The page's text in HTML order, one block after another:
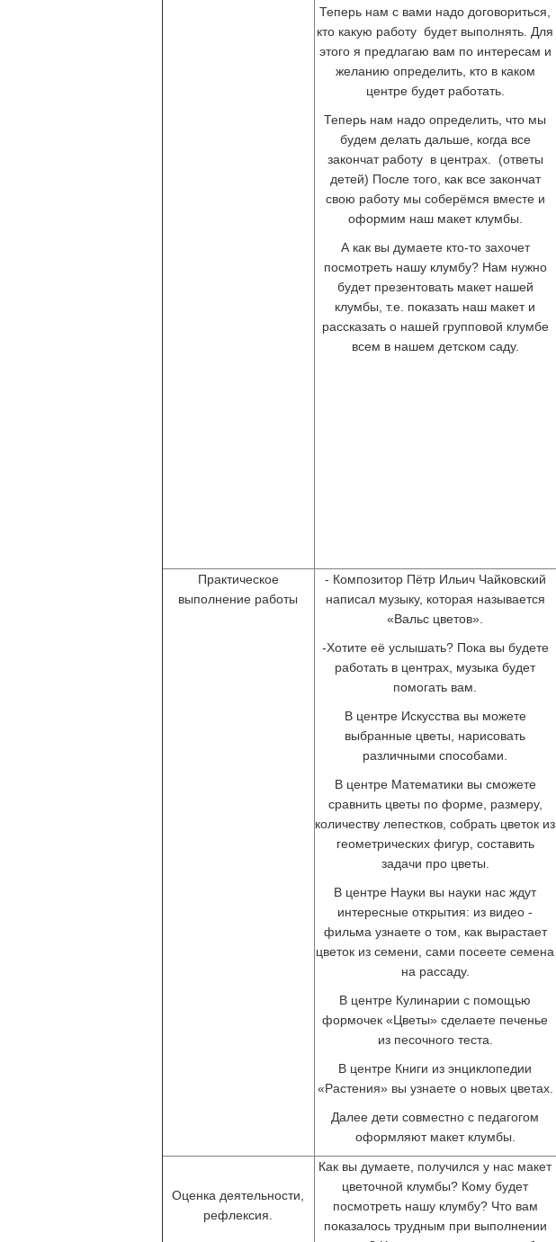
Теперь нам с вами надо договориться,
кто какую работу будет выполнять. Для
этого я предлагаю вам по интересам и
желанию определить, кто в каком
центре будет работать.
Теперь нам надо определить, что мы
будем делать дальше, когда все
закончат работу в центрах. (ответы
детей) После того, как все закончат
свою работу мы соберёмся вместе и
оформим наш макет клумбы.
А как вы думаете кто-то захочет
посмотреть нашу клумбу? Нам нужно
будет презентовать макет нашей
клумбы, т.е. показать наш макет и
рассказать о нашей групповой клумбе
всем в нашем детском саду.
Практическое
выполнение работы
- Композитор Пётр Ильич Чайковский
написал музыку, которая называется
«Вальс цветов».
-Хотите её услышать? Пока вы будете
работать в центрах, музыка будет
помогать вам.
В центре Искусства вы можете
выбранные цветы, нарисовать
различными способами.
В центре Математики вы сможете
сравнить цветы по форме, размеру,
количеству лепестков, собрать цветок из
геометрических фигур, составить
задачи про цветы.
В центре Науки вы науки нас ждут
интересные открытия: из видео -
фильма узнаете о том, как вырастает
цветок из семени, сами посеете семена
на рассаду.
В центре Кулинарии с помощью
формочек «Цветы» сделаете печенье
из песочного теста.
В центре Книги из энциклопедии
«Растения» вы узнаете о новых цветах.
Далее дети совместно с педагогом
оформляют макет клумбы.
Оценка деятельности,
рефлексия.
Как вы думаете, получился у нас макет
цветочной клумбы? Кому будет
посмотреть нашу клумбу? Что вам
показалось трудным при выполнении